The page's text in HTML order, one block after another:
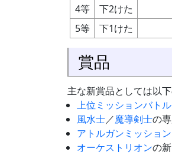
4等
下2けた
5等
下1けた
賞品
主な新賞品としては以
上位ミッションバト
風水士／魔導剣士の
アトルガンミッション
オーケストリオンの